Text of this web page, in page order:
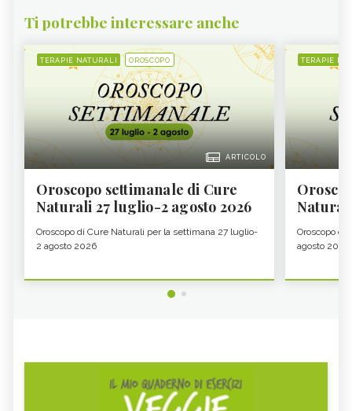
Ti potrebbe interessare anche
TERAPIE NATURALI OROSCOPO
ARTICOLO
Oroscopo settimanale di Cure
Naturali 27 luglio-2 agosto 2026
Oroscopo di Cure Naturali per la settimana 27 luglio-
2 agosto 2026
TERAPIE
Oroscopo di
agosto 2026